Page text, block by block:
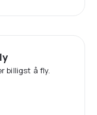
billigst å fly.